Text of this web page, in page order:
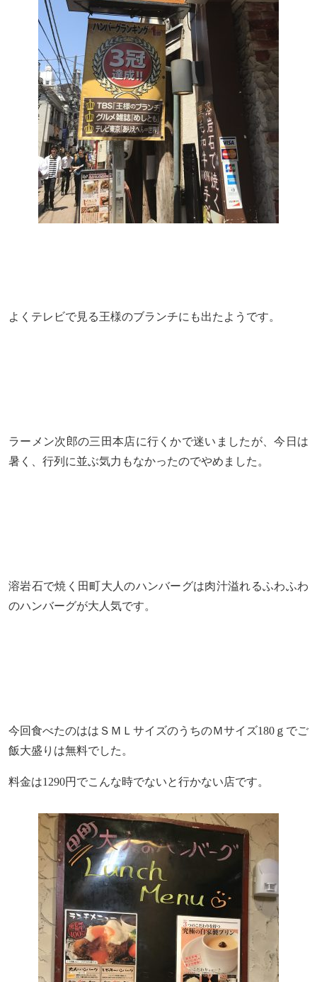
よくテレビで見る王様のブランチにも出たようです。
ラーメン次郎の三田本店に行くかで迷いましたが、今日は
暑く、行列に並ぶ気力もなかったのでやめました。
溶岩石で焼く田町大人のハンバーグは肉汁溢れるふわふわ
のハンバーグが大人気です。
今回食べたのははＳＭＬサイズのうちのＭサイズ180 ｇでご
飯大盛りは無料でした。
料金は1290円でこんな時でないと行かない店です。